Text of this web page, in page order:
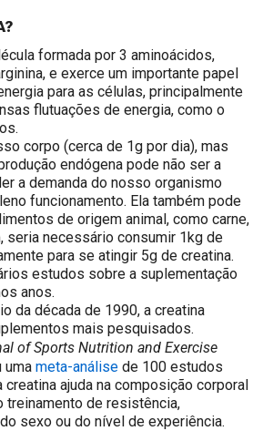
formada por 3 aminoácidos,
e exerce um importante papel
para as células, principalmente
flutuações de energia, como o
corpo (cerca de 1g por dia), mas
endógena pode não ser a
a demanda do nosso organismo
funcionamento. Ela também pode
de origem animal, como carne,
seria necessário consumir 1kg de
para se atingir 5g de creatina.
estudos sobre a suplementação
anos.
da década de 1990, a creatina
mais pesquisados​.
of Sports Nutrition and Exercise
uma meta-análise de 100 estudos
creatina ajuda na composição corporal
treinamento de resistência,
sexo ou do nível de experiência.